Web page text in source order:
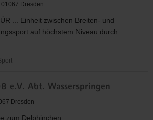
Dresden
... Einheit zwischen Breiten- und
auf höchstem Niveau durch
e.V. Abt. Wasserspringen
Dresden
zum Delphinchen